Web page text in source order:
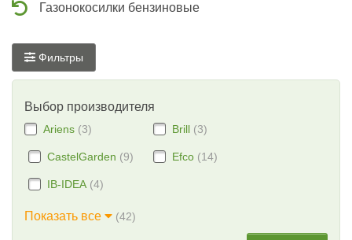
Газонокосилки бензиновые
Фильтры
Выбор производителя
Ariens (3) Brill (3)
CastelGarden (9) Efco (14)
IB-IDEA (4)
Показать все (42)